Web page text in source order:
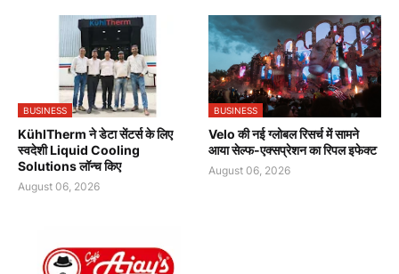
BUSINESS
KühlTherm ने डेटा सेंटर्स के लिए
स्वदेशी Liquid Cooling
Solutions लॉन्च किए
August 06, 2026
BUSINESS
Velo की नई ग्लोबल रिसर्च में सामने
आया सेल्फ-एक्सप्रेशन का रिपल इफेक्ट
August 06, 2026